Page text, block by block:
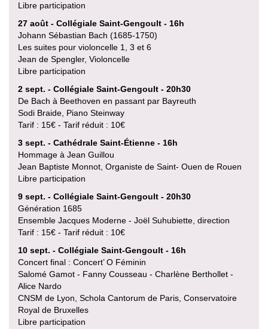
Libre participation
27 août - Collégiale Saint-Gengoult - 16h
Johann Sébastian Bach (1685-1750)
Les suites pour violoncelle 1, 3 et 6
Jean de Spengler, Violoncelle
Libre participation
2 sept. - Collégiale Saint-Gengoult - 20h30
De Bach à Beethoven en passant par Bayreuth
Sodi Braide, Piano Steinway
Tarif : 15€ - Tarif réduit : 10€
3 sept. - Cathédrale Saint-Étienne - 16h
Hommage à Jean Guillou
Jean Baptiste Monnot, Organiste de Saint- Ouen de Rouen
Libre participation
9 sept. - Collégiale Saint-Gengoult - 20h30
Génération 1685
Ensemble Jacques Moderne - Joël Suhubiette, direction
Tarif : 15€ - Tarif réduit : 10€
10 sept. - Collégiale Saint-Gengoult - 16h
Concert final : Concert’ O Féminin
Salomé Gamot - Fanny Cousseau - Charlène Berthollet -
Alice Nardo
CNSM de Lyon, Schola Cantorum de Paris, Conservatoire
Royal de Bruxelles
Libre participation